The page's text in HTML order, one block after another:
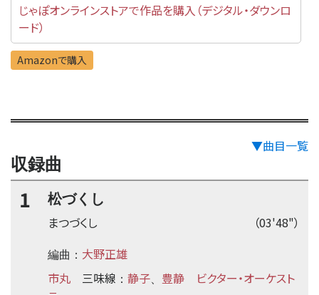
じゃぽオンラインストアで作品を購入（デジタル・ダウンロ
ード）
Amazonで購入
▼曲目一覧
収録曲
1 松づくし
（03'48"）
まつづくし
編曲： 大野正雄
市丸
三味線 ： 静子 豊静
ビクター・オーケスト